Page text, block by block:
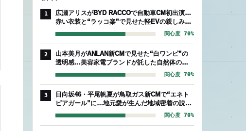
1
広瀬アリスがBYD RACCOで自動車CM初出演…
赤い衣装と“ラッコ楽”で見せた軽EVの親しみや
すさ
関心度 70%
2
山本美月がANLAN新CMで見せた“白ワンピ”の
透明感…美容家電ブランドが託した自然体のセ
ルフケア
関心度 70%
3
日向坂46・平尾帆夏が鳥取ガス新CMで“エネト
ピアガール”に…地元愛が生んだ地域密着の説得
力
関心度 70%